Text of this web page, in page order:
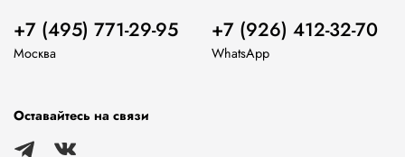
+7 (495) 771-29-95
Москва
+7 (926) 412-32-70
WhatsApp
Оставайтесь на связи